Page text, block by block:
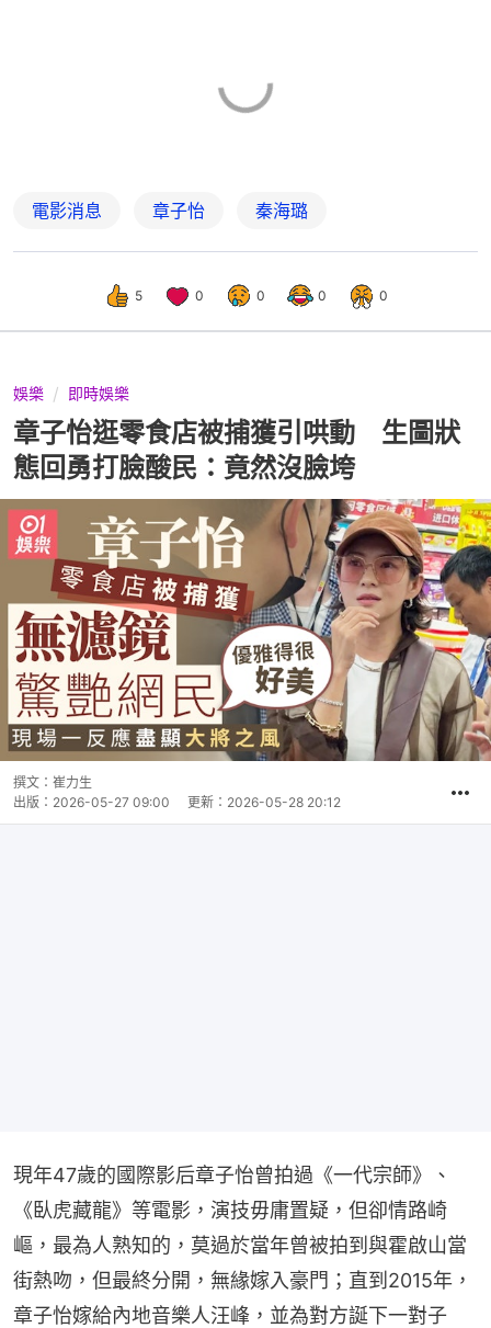
電影消息 章子怡 秦海璐
5 0 0 0 0
娛樂 即時娛樂
章子怡逛零食店被捕獲引哄動 生圖狀
態回勇打臉酸民：竟然沒臉垮
撰文： 崔力生
出版： 2026-05-27 09:00 更新： 2026-05-28 20:12
現年47歲的國際影后章子怡曾拍過《一代宗師》、
《臥虎藏龍》等電影，演技毋庸置疑，但卻情路崎
嶇，最為人熟知的，莫過於當年曾被拍到與霍啟山當
街熱吻，但最終分開，無緣嫁入豪門；直到2015年，
章子怡嫁給內地音樂人汪峰，並為對方誕下一對子